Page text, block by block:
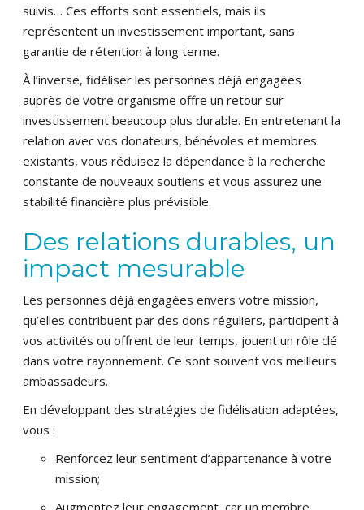
suivis… Ces efforts sont essentiels, mais ils
représentent un investissement important, sans
garantie de rétention à long terme.
À l’inverse, fidéliser les personnes déjà engagées
auprès de votre organisme offre un retour sur
investissement beaucoup plus durable. En entretenant la
relation avec vos donateurs, bénévoles et membres
existants, vous réduisez la dépendance à la recherche
constante de nouveaux soutiens et vous assurez une
stabilité financière plus prévisible.
Des relations durables, un
impact mesurable
Les personnes déjà engagées envers votre mission,
qu’elles contribuent par des dons réguliers, participent à
vos activités ou offrent de leur temps, jouent un rôle clé
dans votre rayonnement. Ce sont souvent vos meilleurs
ambassadeurs.
En développant des stratégies de fidélisation adaptées,
vous :
Renforcez leur sentiment d’appartenance à votre
mission;